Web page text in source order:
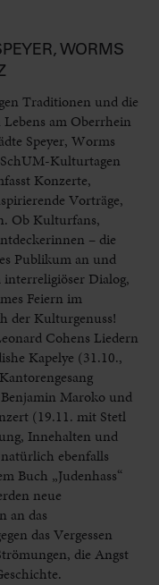
WORMS
Traditionen und die
am Oberrhein
Speyer, Worms
Kulturtagen
Konzerte,
Vorträge,
Ob Kulturfans,
– die
Publikum an und
Dialog,
Feiern im
der Kulturgenuss!
Cohens Liedern
Kapelye (31.10.,
Maroko und
(19.11. mit Stetl
Innehalten und
ebenfalls
Buch „Judenhass“
neue
an das
das Vergessen
die Angst